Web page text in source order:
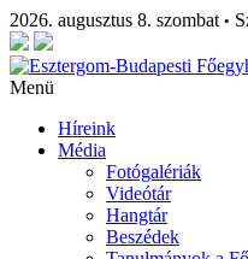
2026. augusztus 8. szombat •
Menü
Híreink
Média
Fotógalériák
Videótár
Hangtár
Beszédek